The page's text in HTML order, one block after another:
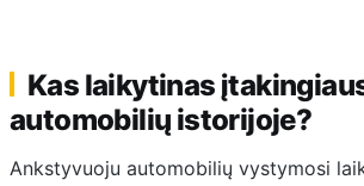
Kas laikytinas
automobilių istorijoje?
Ankstyvuoju automobilių vystymosi